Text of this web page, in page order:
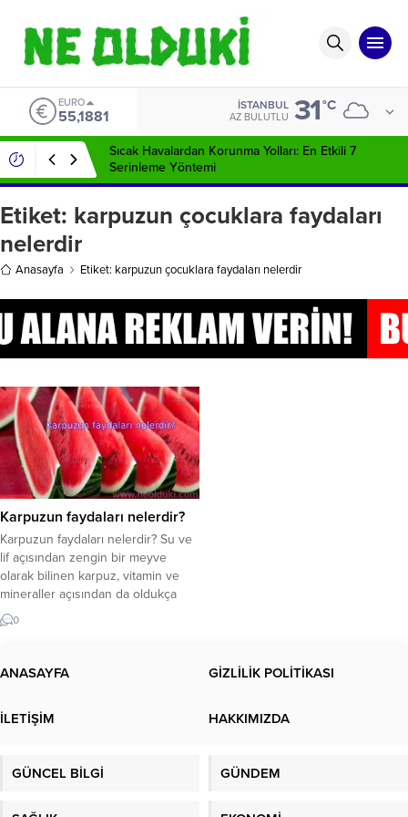
EURO
55,1881
İSTANBUL
AZ BULUTLU 31°C
Sıcak Havalardan Korunma Yolları: En Etkili 7
Serinleme Yöntemi
Etiket: karpuzun çocuklara faydaları
nelerdir
Anasayfa Etiket: karpuzun çocuklara faydaları nelerdir
Karpuzun faydaları nelerdir?
Karpuzun faydaları nelerdir? Su ve
lif açısından zengin bir meyve
olarak bilinen karpuz, vitamin ve
mineraller açısından da oldukça
faydalı bir meyvedir. Ancak çok
fazla şeker içerdiğinden iki
Karpuzdaki besinler nelerdir? Yaz
meyve sofralarda olur. Bunlardan
0
ANASAYFA GİZLİLİK POLİTİKASI
İLETİŞİM HAKKIMIZDA
GÜNCEL BİLGİ GÜNDEM